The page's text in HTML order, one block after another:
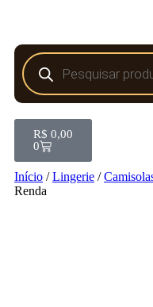
R$ 0,00
0
Início /Lingerie /
Renda